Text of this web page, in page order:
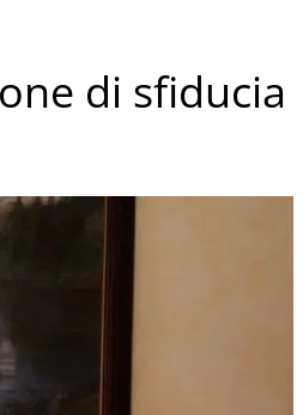
di sfiducia